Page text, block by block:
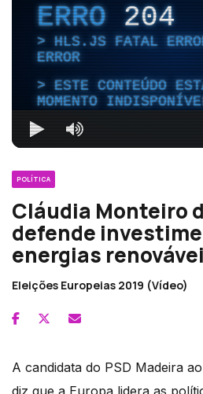
ERRO204
HLS.JS FATAL
ERROR
ESTE CONTEÚDO
MOMENTO
POLÍTICA
Cláudia Monteiro
defende
energias
Eleições Europeias 2019 (Vídeo)
A candidata do PSD Madeira
diz que a Europa lidera as